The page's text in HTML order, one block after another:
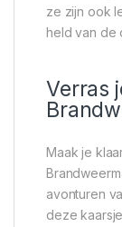
ze zijn ook
held van de
Verras
Maak je
avonturen
deze